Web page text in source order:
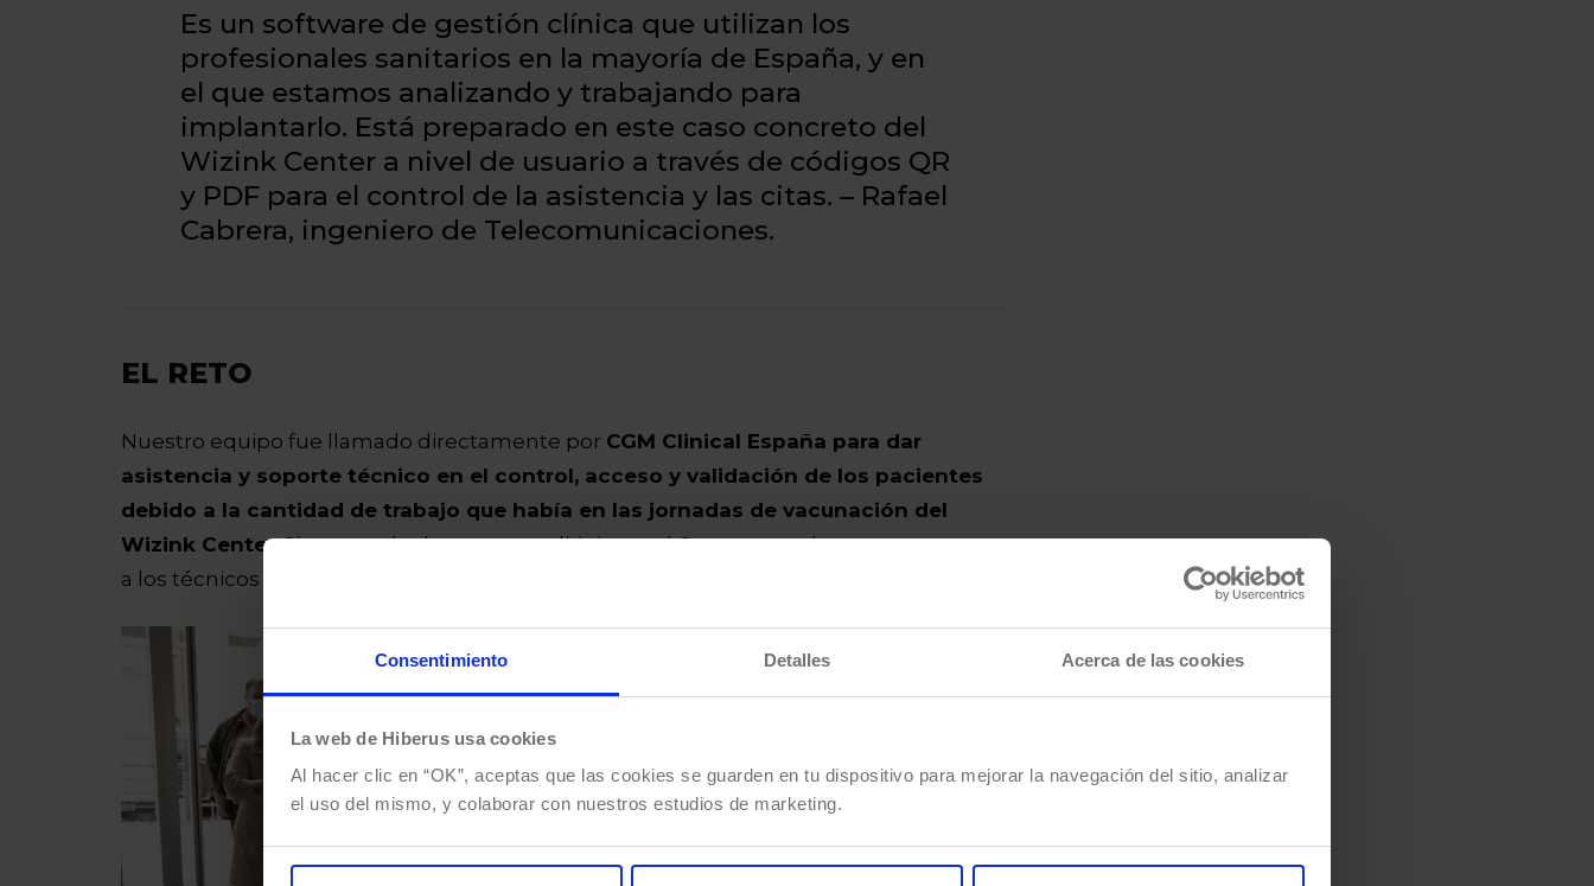
Consentimiento Detalles Acerca de las cookies
La web de Hiberus usa cookies
Al hacer clic en “OK”, aceptas que las cookies se guarden en tu dispositivo para mejorar la navegación del sitio, analizar
el uso del mismo, y colaborar con nuestros estudios de marketing.
Es un software de gestión clínica que utilizan los
profesionales sanitarios en la mayoría de España, y en
el que estamos analizando y trabajando para
implantarlo. Está preparado en este caso concreto del
Wizink Center a nivel de usuario a través de códigos QR
y PDF para el control de la asistencia y las citas. – Rafael
Cabrera, ingeniero de Telecomunicaciones.
EL RETO
Nuestro equipo fue llamado directamente por CGM Clinical España para dar
asistencia y soporte técnico en el control, acceso y validación de los pacientes
debido a la cantidad de trabajo que había en las jornadas de vacunación del
Wizink Center. Sin pensarlo dos veces se dirigieron al Centro para dar apoyo y soporte
a los técnicos que había allí para controlar el acceso a la vacunación.